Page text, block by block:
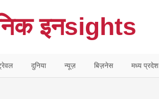
इनsights
दुनिया न्यूज़ बिज़नेस मध्य प्रदेश